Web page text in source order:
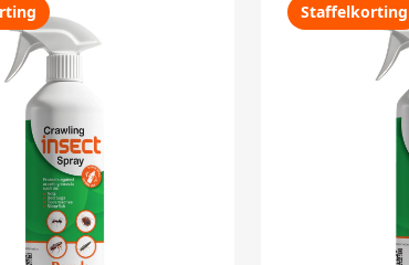
Staffelkorting